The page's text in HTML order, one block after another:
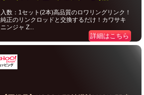
入数：1セット(2本)高品質のロワリングリンク！
純正のリンクロッドと交換するだけ！カワサキ
ニンジャ Z...
詳細はこちら